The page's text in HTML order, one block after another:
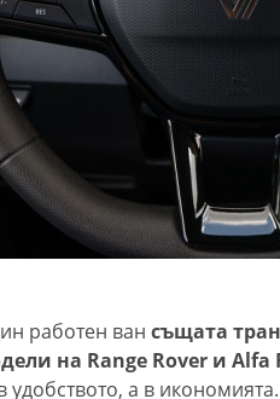
работен ван същата
на Range Rover и Alfa
удобството, а в